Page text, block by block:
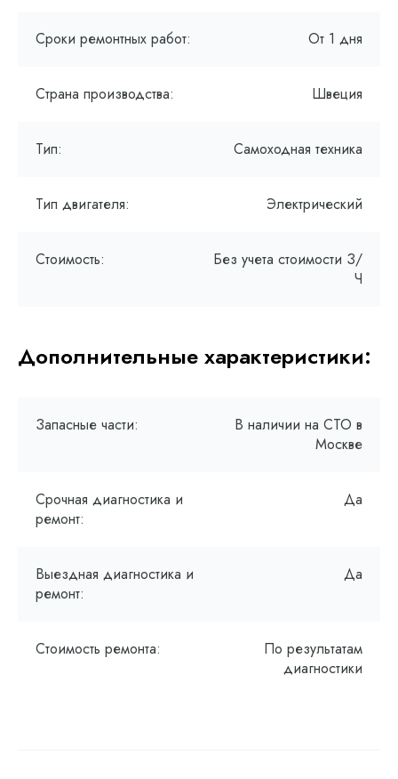
Сроки ремонтных работ: От 1 дня
Страна производства: Швеция
Тип: Самоходная техника
Тип двигателя: Электрический
Стоимость:
Без учета стоимости З/
Ч
Дополнительные характеристики:
Запасные части:
В наличии на СТО в
Москве
Срочная диагностика и
ремонт:
Да
Выездная диагностика и
ремонт:
Да
Стоимость ремонта:
По результатам
диагностики